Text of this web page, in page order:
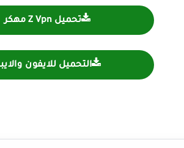
تحميل Z Vpn مهكر
التحميل للايفون